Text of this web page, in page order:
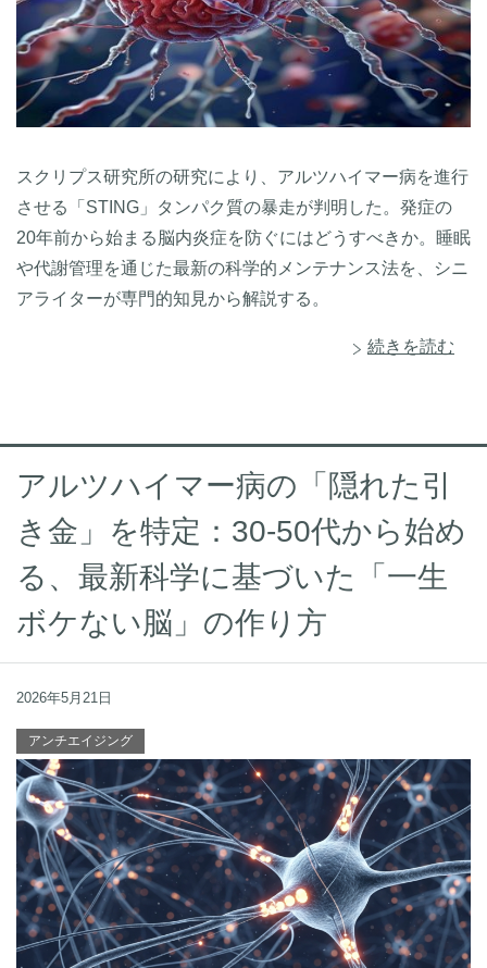
スクリプス研究所の研究により、アルツハイマー病を進行
させる「STING」タンパク質の暴走が判明した。発症の
20年前から始まる脳内炎症を防ぐにはどうすべきか。睡眠
や代謝管理を通じた最新の科学的メンテナンス法を、シニ
アライターが専門的知見から解説する。
続きを読む
アルツハイマー病の「隠れた引
き金」を特定：30-50代から始め
る、最新科学に基づいた「一生
ボケない脳」の作り方
2026年5月21日
アンチエイジング